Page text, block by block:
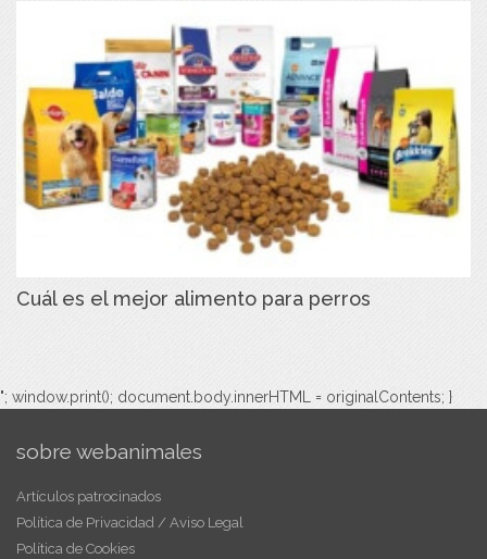
Cuál es el mejor alimento para perros
"; window.print(); document.body.innerHTML = originalContents; }
sobre webanimales
Artículos patrocinados
Política de Privacidad / Aviso Legal
Política de Cookies